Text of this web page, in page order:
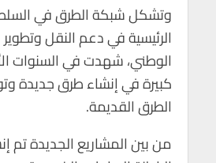
وتشكل شبكة الطرق في
الرئيسية في دعم النقل
الوطني، شهدت في السنوات
كبيرة في إنشاء طرق جديدة
الطرق القديمة.
من بين المشاريع الجديدة تم